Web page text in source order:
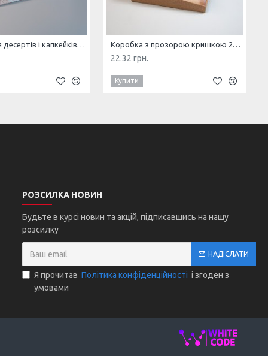
22.32 грн.
Купити
РОЗСИЛКА НОВИН
Будьте в курсі новин та акцій, підписавшись на нашу
розсилку
НАДІСЛАТИ
Я прочитав Політика конфіденційності і згоден з
умовами